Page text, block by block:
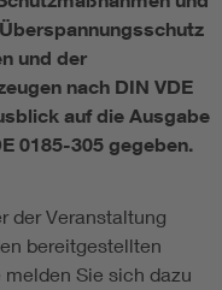
und der
nach DIN VDE
auf die Ausgabe
0185-305 gegeben.
der Veranstaltung
bereitgestellten
Sie sich dazu